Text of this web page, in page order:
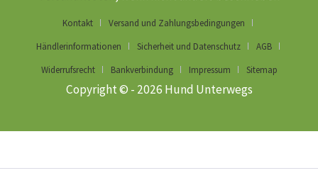
Kontakt
Versand und Zahlungsbedingungen
Händlerinformationen
Sicherheit und Datenschutz
AGB
Widerrufsrecht
Bankverbindung Impressum Sitemap
Copyright © - 2026 Hund Unterwegs